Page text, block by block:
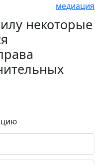
медиация
некоторые